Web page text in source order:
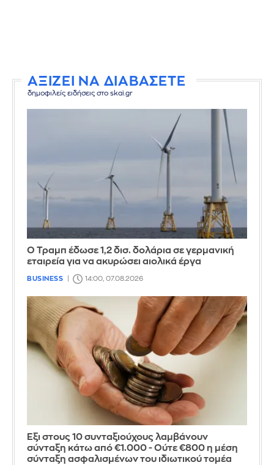
ΑΞΙΖΕΙ ΝΑ ΔΙΑΒΑΣΕΤΕ
δημοφιλείς ειδήσεις στο skai.gr
Ο Τραμπ έδωσε 1,2 δισ. δολάρια σε γερμανική
εταιρεία για να ακυρώσει αιολικά έργα
BUSINESS 14:00, 07.08.2026
Έξι στους 10 συνταξιούχους λαμβάνουν
σύνταξη κάτω από €1.000 - Ούτε €800 η μέση
σύνταξη ασφαλισμένων του ιδιωτικού τομέα